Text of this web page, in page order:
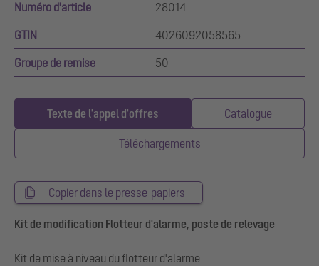
Numéro d'article 28014
GTIN 4026092058565
Groupe de remise 50
Texte de l'appel d'offres Catalogue
Téléchargements
Copier dans le presse-papiers
Kit de modification Flotteur d'alarme, poste de relevage
Kit de mise à niveau du flotteur d'alarme